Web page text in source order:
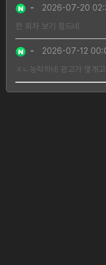
-
2026-07-20
한 회차 보기 힘드네
-
2026-07-12
ㅈㄴ농락하네 광고가 몇개